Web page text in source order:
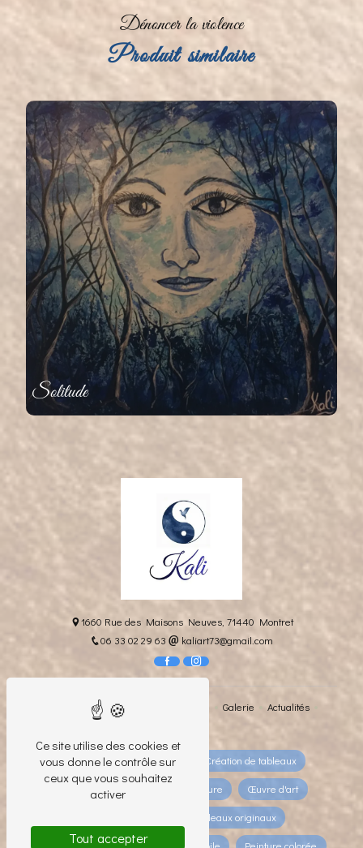
Dénoncer la violence
Produit similaire
Solitude
1660 Rue des Maisons Neuves, 71440 Montret
06 33 02 29 63
kaliart73@gmail.com
L'artiste Galerie
Actualités
Artiste Artiste peintre Création de tableaux
Décoration d'intérieur Peinture Œuvre d'art
Tableaux originaux
Ce site utilise des cookies et
vous donne le contrôle sur
ceux que vous souhaitez
activer
Tout accepter